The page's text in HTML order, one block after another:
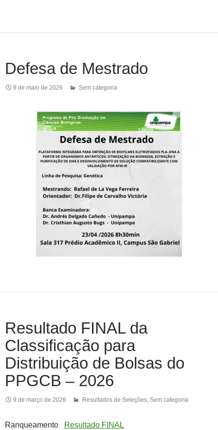
Defesa de Mestrado
8 de maio de 2026 Sem categoria
Resultado FINAL da
Classificação para
Distribuição de Bolsas do
PPGCB – 2026
9 de março de 2026 Resultados de Seleções Sem categoria
Ranqueamento Resultado FINAL